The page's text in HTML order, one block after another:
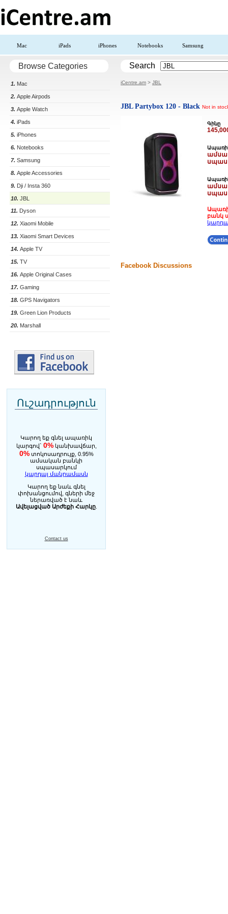
Mac iPads iPhones Notebooks Samsung
Browse Categories
1. Mac
2. Apple Airpods
3. Apple Watch
4. iPads
5. iPhones
6. Notebooks
7. Samsung
8. Apple Accessories
9. Dji / Insta 360
10. JBL
11. Dyson
12. Xiaomi Mobile
13. Xiaomi Smart Devices
14. Apple TV
15. TV
16. Apple Original Cases
17. Gaming
18. GPS Navigators
19. Green Lion Products
20. Marshall
Ուշադրություն
Կարող եք գնել ապառիկ
կարգով` 0%կանխավճար,
0%տոկոսադրույք, 0.95%
ամսական բանկի
սպասարկում
կարդալ մանրամասն
Կարող եք նաև գնել
փոխանցումով, գների մեջ
ներառված է նաև
Ավելացված Արժեքի Հարկը.
Contact us
Search
iCentre.am > JBL
JBL Partybox 120 - Black Not in
Գինը
բանկ
Facebook Discussions